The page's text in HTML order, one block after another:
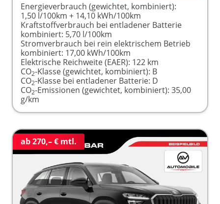
Energieverbrauch (gewichtet, kombiniert):
1,50 l/100km + 14,10 kWh/100km
Kraftstoffverbrauch bei entladener Batterie
kombiniert: 5,70 l/100km
Stromverbrauch bei rein elektrischem Betrieb
kombiniert: 17,00 kWh/100km
Elektrische Reichweite (EAER): 122 km
CO2-Klasse (gewichtet, kombiniert): B
CO2-Klasse bei entladener Batterie: D
CO2-Emissionen (gewichtet, kombiniert): 35,00
g/km
ab 270,– € mtl.